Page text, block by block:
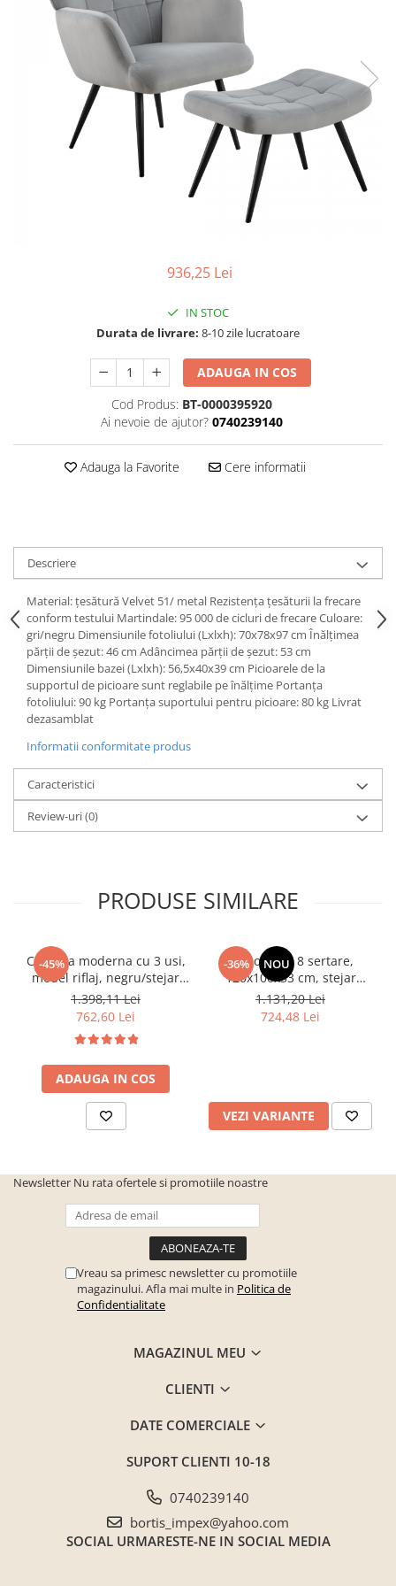
Set mobilier Living
Seturi masa +scaune dining
Seturi dormitoare complete
Suporturi saltea/Somiere/Gratii
pentru pat
936,25 Lei
IN STOC
Durata de livrare: 8-10 zile lucratoare
ADAUGA IN COS
Cod Produs: BT-0000395920
Ai nevoie de ajutor? 0740239140
Adauga la Favorite Cere informatii
Descriere
Material: ţesătură Velvet 51/ metal Rezistenţa ţesăturii la frecare
conform testului Martindale: 95 000 de cicluri de frecare Culoare:
gri/negru Dimensiunile fotoliului (Lxlxh): 70x78x97 cm Înălţimea
părţii de şezut: 46 cm Adâncimea părţii de şezut: 53 cm
Dimensiunile bazei (Lxlxh): 56,5x40x39 cm Picioarele de la
supportul de picioare sunt reglabile pe înălţime Portanţa
fotoliului: 90 kg Portanţa suportului pentru picioare: 80 kg Livrat
dezasamblat
Informatii conformitate produs
Caracteristici
Review-uri(0)
PRODUSE SIMILARE
-45%
Comoda moderna cu 3 usi,
model riflaj, negru/stejar
artisan, 120x88x44 cm,
Bortis impex
1.398,11 Lei
762,60 Lei
ADAUGA IN COS
-36% NOU
Comoda cu 8 sertare,
120x100x33 cm, stejar
sonoma/alb, pentru hol,
living, dormitor, birou,
Bortis Impex
1.131,20 Lei
724,48 Lei
VEZI VARIANTE
Newsletter Nu rata ofertele si promotiile noastre
Vreau sa primesc newsletter cu promotiile
magazinului. Afla mai multe in Politica de
Confidentialitate
MAGAZINUL MEU
CLIENTI
DATE COMERCIALE
SUPORT CLIENTI 10-18
0740239140
bortis_impex@yahoo.com
SOCIAL URMARESTE-NE IN SOCIAL MEDIA